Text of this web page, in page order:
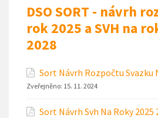
DSO SORT - návrh
rok 2025 a SVH na
2028
Sort Návrh Rozpočtu Svazku
Zveřejněno: 15. 11. 2024
Sort Návrh Svh Na Roky 2025